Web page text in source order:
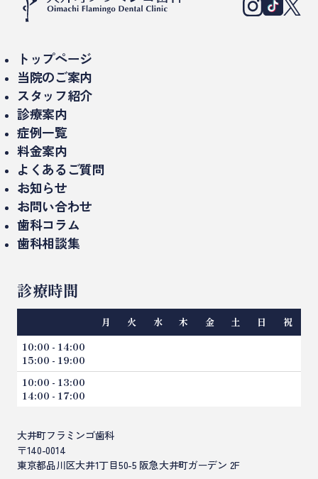
診療時間
月 火 水 木 金 土 日
祝
10:00 - 14:00
15:00 - 19:00
10:00 - 13:00
14:00 - 17:00
大井町フラミンゴ歯科
〒140-0014
東京都品川区大井1丁目50-5 阪急大井町ガーデン 2F
トップページ
当院のご案内
当院について
診療時間・アクセス
設備紹介（院内・機器）
医院概要
スタッフ紹介
理事長紹介
ドクター紹介
診療案内
インプラント治療
セラミック治療/詰め物、被せもの
ミニッシュ
入れ歯、義歯
精密治療（マイクロスコープ）
ホワイトニング
虫歯治療
歯周病
小児歯科（こどもの歯科）
症例一覧
料金案内
よくあるご質問
お知らせ
お問い合わせ
歯科コラム
インプラントのコラム
矯正歯科のコラム
一般歯科のコラム
歯科相談集
セラミックやり直し相談集